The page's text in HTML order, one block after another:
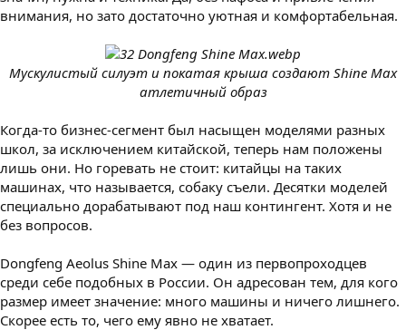
внимания, но зато достаточно уютная и комфортабельная.
Мускулистый силуэт и покатая крыша создают Shine Max
атлетичный образ
Когда-то бизнес-сегмент был насыщен моделями разных
школ, за исключением китайской, теперь нам положены
лишь они. Но горевать не стоит: китайцы на таких
машинах, что называется, собаку съели. Десятки моделей
специально дорабатывают под наш контингент. Хотя и не
без вопросов.
Dongfeng Aeolus Shine Max — один из первопроходцев
среди себе подобных в России. Он адресован тем, для кого
размер имеет значение: много машины и ничего лишнего.
Скорее есть то, чего ему явно не хватает.